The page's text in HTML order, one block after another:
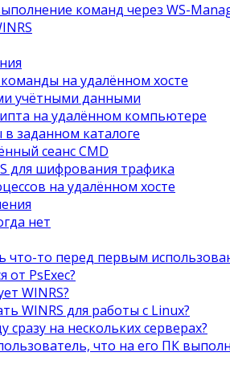
команд через WS-
на удалённом хосте
учётными данными
на удалённом компьютере
заданном каталоге
сеанс CMD
для шифрования трафика
на удалённом хосте
нет
что-то перед первым
от PsExec?
WINRS?
WINRS для работы с Linux?
сразу на нескольких серверах?
что на его ПК